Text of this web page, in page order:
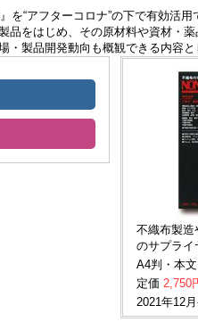
“アフターコロナ”の下で有効活用
をはじめ、その原材料や資材・薬
製品開発動向も概観できる内容と
不織布製造
のサプライ
A4判・本
定価 2,750
2021年12